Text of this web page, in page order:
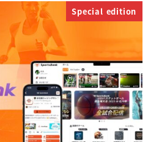
Special edition